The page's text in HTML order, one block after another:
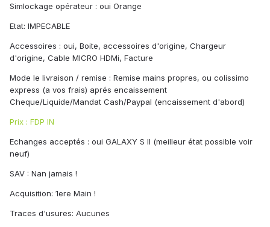
Simlockage opérateur : oui Orange
Etat: IMPECABLE
Accessoires : oui, Boite, accessoires d'origine, Chargeur
d'origine, Cable MICRO HDMi, Facture
Mode le livraison / remise : Remise mains propres, ou colissimo
express (a vos frais) aprés encaissement
Cheque/Liquide/Mandat Cash/Paypal (encaissement d'abord)
Prix : FDP IN
Echanges acceptés : oui GALAXY S II (meilleur état possible voir
neuf)
SAV : Nan jamais !
Acquisition: 1ere Main !
Traces d'usures: Aucunes